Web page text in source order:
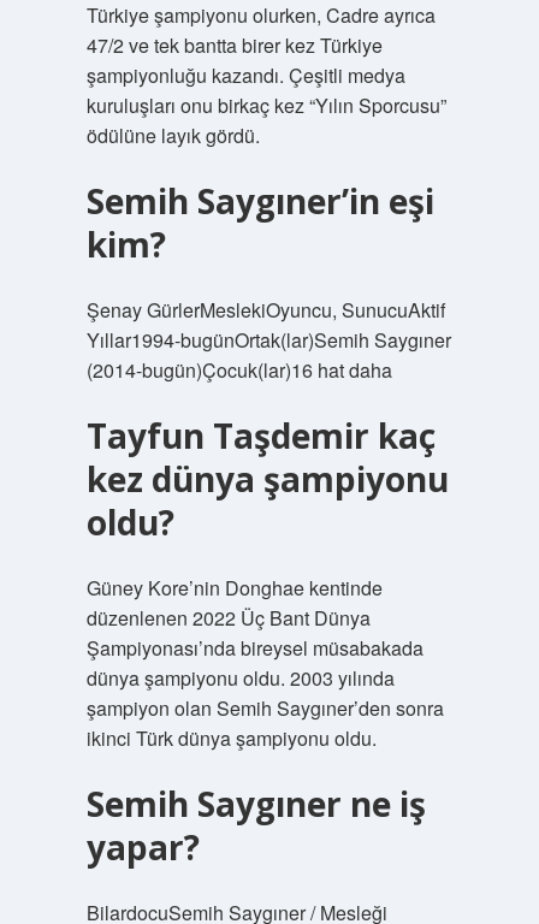
Türkiye şampiyonu olurken, Cadre ayrıca
47/2 ve tek bantta birer kez Türkiye
şampiyonluğu kazandı. Çeşitli medya
kuruluşları onu birkaç kez “Yılın Sporcusu”
ödülüne layık gördü.
Semih Saygıner’in eşi
kim?
Şenay GürlerMeslekiOyuncu, SunucuAktif
Yıllar1994-bugünOrtak(lar)Semih Saygıner
(2014-bugün)Çocuk(lar)16 hat daha
Tayfun Taşdemir kaç
kez dünya şampiyonu
oldu?
Güney Kore’nin Donghae kentinde
düzenlenen 2022 Üç Bant Dünya
Şampiyonası’nda bireysel müsabakada
dünya şampiyonu oldu. 2003 yılında
şampiyon olan Semih Saygıner’den sonra
ikinci Türk dünya şampiyonu oldu.
Semih Saygıner ne iş
yapar?
BilardocuSemih Saygıner / Mesleği